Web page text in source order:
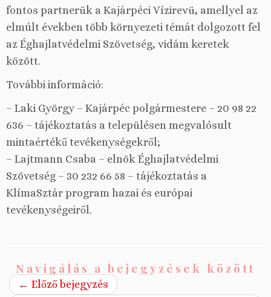
fontos partnerük a Kajárpéci Vízirevü, amellyel az
elmúlt években több környezeti témát dolgozott fel
az Éghajlatvédelmi Szövetség, vidám keretek
között.
További információ:
– Laki György – Kajárpéc polgármestere – 20 98 22
636 – tájékoztatás a településen megvalósult
mintaértékű tevékenységekről;
– Lajtmann Csaba – elnök Éghajlatvédelmi
Szövetség – 30 232 66 58 – tájékoztatás a
KlímaSztár program hazai és európai
tevékenységeiről.
Navigálás a bejegyzések között
← Előző bejegyzés